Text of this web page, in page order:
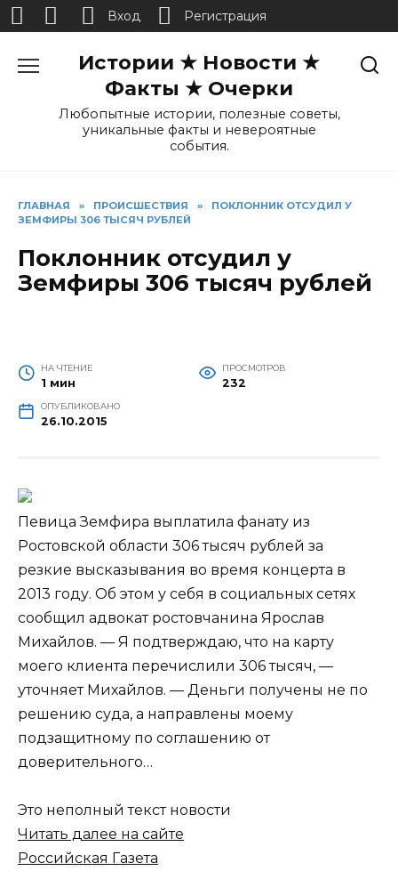
Истории ★ Новости ★
Факты ★ Очерки
Любопытные истории, полезные советы,
уникальные факты и невероятные
события.
ГЛАВНАЯ » ПРОИСШЕСТВИЯ »
ПОКЛОННИК ОТСУДИЛ У
ЗЕМФИРЫ 306 ТЫСЯЧ РУБЛЕЙ
Поклонник отсудил у
Земфиры 306 тысяч рублей
НА ЧТЕНИЕ
1 мин
ПРОСМОТРОВ
232
ОПУБЛИКОВАНО
26.10.2015
Певица Земфира выплатила фанату из
Ростовской области 306 тысяч рублей за
резкие высказывания во время концерта в
2013 году. Об этом у себя в социальных сетях
сообщил адвокат ростовчанина Ярослав
Михайлов. — Я подтверждаю, что на карту
моего клиента перечислили 306 тысяч, —
уточняет Михайлов. — Деньги получены не по
решению суда, а направлены моему
подзащитному по соглашению от
доверительного…
Это неполный текст новости
Читать далее на сайте
Российская Газета
Вход Регистрация